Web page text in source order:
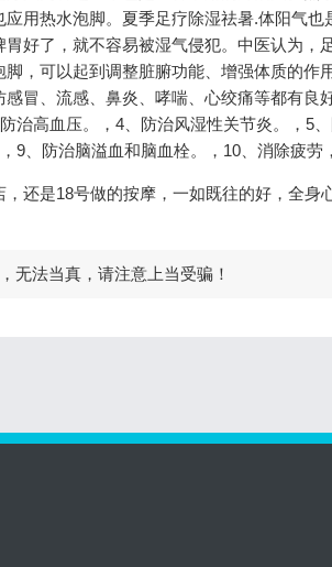
用热水泡脚。夏季足疗除湿祛暑.体阳气也
好了，就不容易被湿气侵犯。中医认为，
，可以起到调整脏腑功能、增强体质的作
冒、流感、鼻炎、哮喘、心绞痛等都有良
治高血压。，4、防治风湿性关节炎。，5
9、防治脑溢血和脑血栓。，10、消除疲劳
还是18号做的按摩，一如既往的好，全身
无法当真，请注意上当受骗！